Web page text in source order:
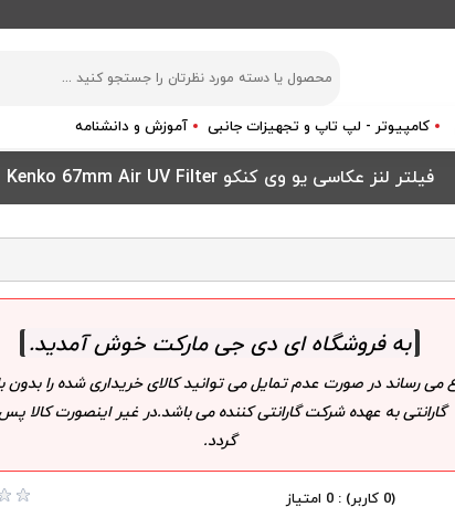
کامپیوتر - لپ تاپ و تجهیزات جانبی آموزش و دانشنامه
فیلتر لنز عکاسی یو وی کنکو Kenko 67mm Air UV Filter
به فروشگاه ای دی جی مارکت خوش آمدید.
می رساند در صورت عدم تمایل می توانید کالای خریداری شده را
به عهده شرکت گارانتی کننده می باشد.در غیر اینصورت
گردد.
(0 کاربر) : 0 امتیاز